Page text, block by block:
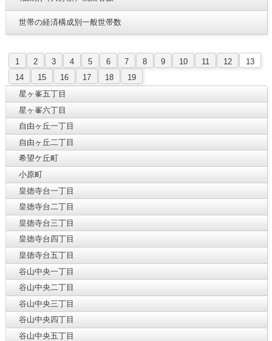
世帯の経済構成別一般世帯数
1 2 3 4 5 6 7 8 9 10 11 12
13
14
15 16 17 18
19
星ヶ峯五丁目
星ヶ峯六丁目
自由ヶ丘一丁目
自由ヶ丘二丁目
希望ケ丘町
小原町
皇徳寺台一丁目
皇徳寺台二丁目
皇徳寺台三丁目
皇徳寺台四丁目
皇徳寺台五丁目
谷山中央一丁目
谷山中央二丁目
谷山中央三丁目
谷山中央四丁目
谷山中央五丁目